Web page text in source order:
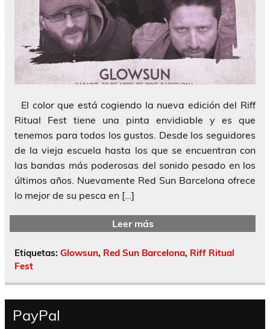
El color que está cogiendo la nueva edición del Riff
Ritual Fest tiene una pinta envidiable y es que
tenemos para todos los gustos. Desde los seguidores
de la vieja escuela hasta los que se encuentran con
las bandas más poderosas del sonido pesado en los
últimos años. Nuevamente Red Sun Barcelona ofrece
lo mejor de su pesca en […]
Leer más
Etiquetas: Glowsun, Red Sun Barcelona, Riff Ritual
Fest
PayPal